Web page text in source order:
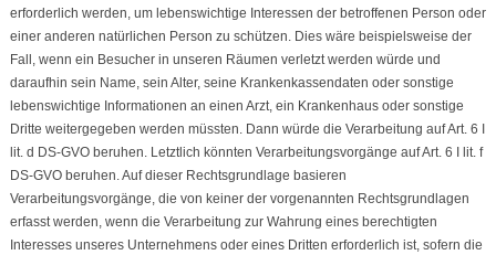
erforderlich werden, um lebenswichtige Interessen der betroffenen Person oder
einer anderen natürlichen Person zu schützen. Dies wäre beispielsweise der
Fall, wenn ein Besucher in unseren Räumen verletzt werden würde und
daraufhin sein Name, sein Alter, seine Krankenkassendaten oder sonstige
lebenswichtige Informationen an einen Arzt, ein Krankenhaus oder sonstige
Dritte weitergegeben werden müssten. Dann würde die Verarbeitung auf Art. 6 I
lit. d DS-GVO beruhen. Letztlich könnten Verarbeitungsvorgänge auf Art. 6 I lit. f
DS-GVO beruhen. Auf dieser Rechtsgrundlage basieren
Verarbeitungsvorgänge, die von keiner der vorgenannten Rechtsgrundlagen
erfasst werden, wenn die Verarbeitung zur Wahrung eines berechtigten
Interesses unseres Unternehmens oder eines Dritten erforderlich ist, sofern die